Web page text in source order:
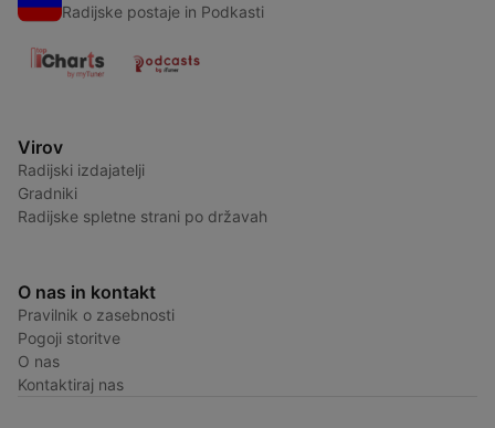
Radijske postaje in Podkasti
Virov
Radijski izdajatelji
Gradniki
Radijske spletne strani po državah
O nas in kontakt
Pravilnik o zasebnosti
Pogoji storitve
O nas
Kontaktiraj nas